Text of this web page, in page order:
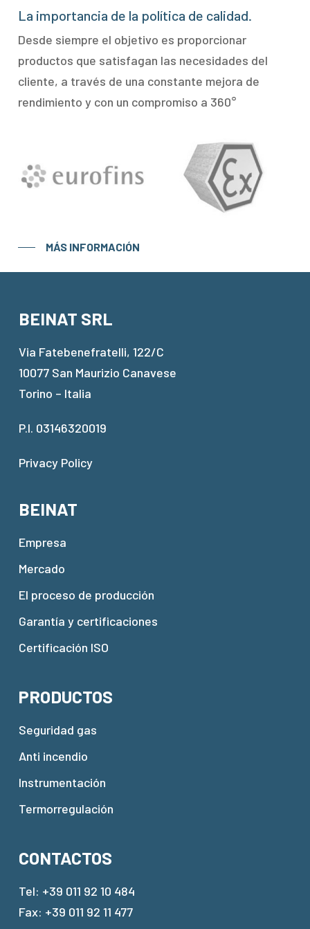
La importancia de la política de calidad.
Desde siempre el objetivo es proporcionar
productos que satisfagan las necesidades del
cliente, a través de una constante mejora de
rendimiento y con un compromiso a 360°
MÁS INFORMACIÓN
BEINAT SRL
Via Fatebenefratelli, 122/C
10077 San Maurizio Canavese
Torino – Italia
P.I. 03146320019
Privacy Policy
BEINAT
Empresa
Mercado
El proceso de producción
Garantía y certificaciones
Certificación ISO
PRODUCTOS
Seguridad gas
Anti incendio
Instrumentación
Termorregulación
CONTACTOS
Tel: +39 011 92 10 484
Fax: +39 011 92 11 477